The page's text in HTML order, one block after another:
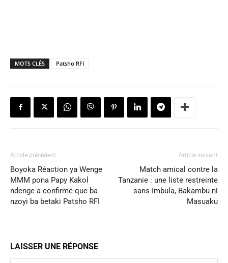
MOTS CLÉS Patsho RFI
Article précédent
Boyoka Réaction ya Wenge
MMM pona Papy Kakol
ndenge a confirmé que ba
nzoyi ba betaki Patsho RFI
Article suivant
Match amical contre la
Tanzanie : une liste restreinte
sans Imbula, Bakambu ni
Masuaku
LAISSER UNE RÉPONSE